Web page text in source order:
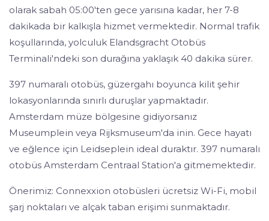
olarak sabah 05:00'ten gece yarısına kadar, her 7-8
dakikada bir kalkışla hizmet vermektedir. Normal trafik
koşullarında, yolculuk Elandsgracht Otobüs
Terminali'ndeki son durağına yaklaşık 40 dakika sürer.
397 numaralı otobüs, güzergahı boyunca kilit şehir
lokasyonlarında sınırlı duruşlar yapmaktadır.
Amsterdam müze bölgesine gidiyorsanız
Museumplein veya Rijksmuseum'da inin. Gece hayatı
ve eğlence için Leidseplein ideal duraktır. 397 numaralı
otobüs Amsterdam Centraal Station'a gitmemektedir.
Önerimiz: Connexxion otobüsleri ücretsiz Wi-Fi, mobil
şarj noktaları ve alçak taban erişimi sunmaktadır.